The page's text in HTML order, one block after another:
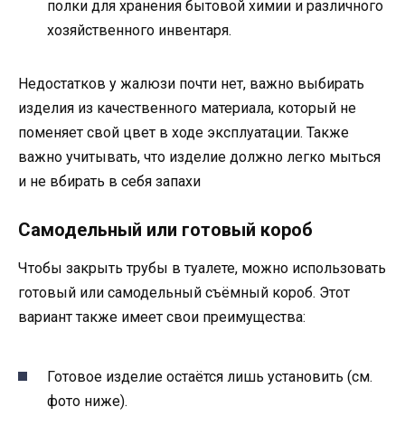
полки для хранения бытовой химии и различного
хозяйственного инвентаря.
Недостатков у жалюзи почти нет, важно выбирать
изделия из качественного материала, который не
поменяет свой цвет в ходе эксплуатации. Также
важно учитывать, что изделие должно легко мыться
и не вбирать в себя запахи
Самодельный или готовый короб
Чтобы закрыть трубы в туалете, можно использовать
готовый или самодельный съёмный короб. Этот
вариант также имеет свои преимущества:
Готовое изделие остаётся лишь установить (см.
фото ниже).